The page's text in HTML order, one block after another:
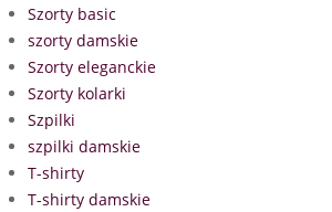
Szorty basic
szorty damskie
Szorty eleganckie
Szorty kolarki
Szpilki
szpilki damskie
T-shirty
T-shirty damskie